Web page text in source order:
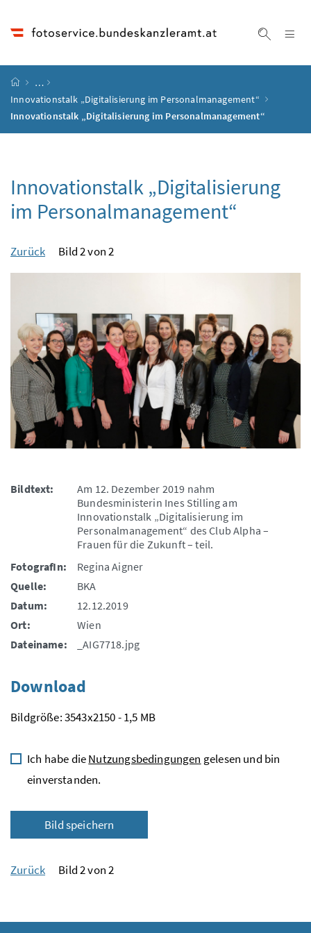
Startseite
…
Innovationstalk „Digitalisierung im Personalmanagement“
Innovationstalk „Digitalisierung im Personalmanagement“
Innovationstalk „Digitalisierung
im Personalmanagement“
Zurück Bild 2 von 2
Bildtext:
Am 12. Dezember 2019 nahm
Bundesministerin Ines Stilling am
Innovationstalk „Digitalisierung im
Personalmanagement“ des Club Alpha –
Frauen für die Zukunft – teil.
FotografIn:
Regina Aigner
Quelle:
BKA
Datum:
12.12.2019
Ort:
Wien
Dateiname:
_AIG7718.jpg
Download
Bildgröße: 3543x2150 - 1,5 MB
Ich habe dieNutzungsbedingungen gelesen und bin
einverstanden.
Bild speichern
Zurück Bild 2 von 2